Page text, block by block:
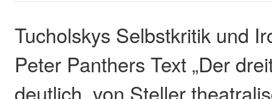
Tucholskys Selbstkritik und
Peter Panthers Text „Der
deutlich, von Steller